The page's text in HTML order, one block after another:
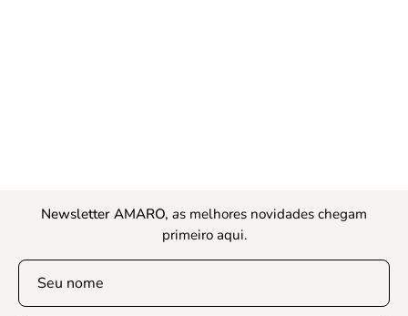
Newsletter AMARO, as melhores novidades chegam
primeiro aqui.